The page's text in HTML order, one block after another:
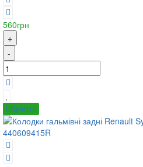
560грн
+
-
Купити